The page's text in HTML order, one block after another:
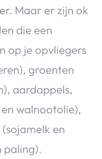
Maar er zijn ok
die een
op je opvliegers
groenten
aardappels,
walnootolie),
en
paling).